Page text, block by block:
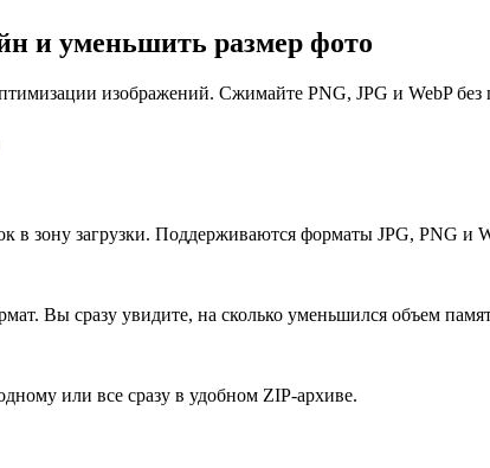
и уменьшить размер фото
изображений. Сжимайте PNG, JPG и WebP
в зону загрузки. Поддерживаются форматы JPG, PNG и
Вы сразу увидите, на сколько уменьшился объем
или все сразу в удобном ZIP-архиве.